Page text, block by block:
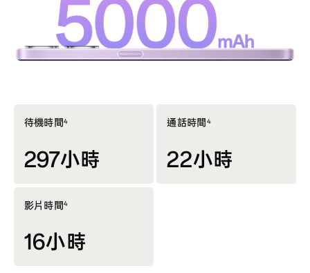
待機時間4
297小時
通話時間4
22小時
影片時間4
16小時